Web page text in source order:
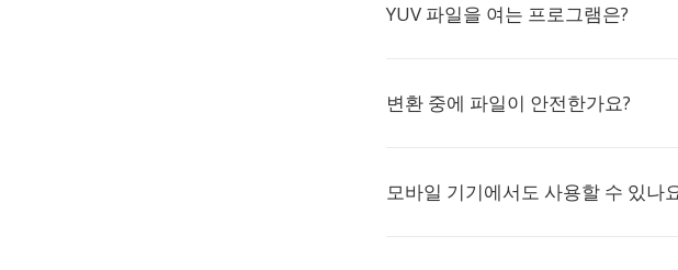
YUV 파일을 여는 프로그램은?
변환 중에 파일이 안전한가요?
모바일 기기에서도 사용할 수 있나